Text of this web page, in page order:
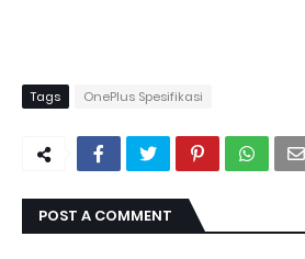
Tags OnePlus Spesifikasi
POST A COMMENT